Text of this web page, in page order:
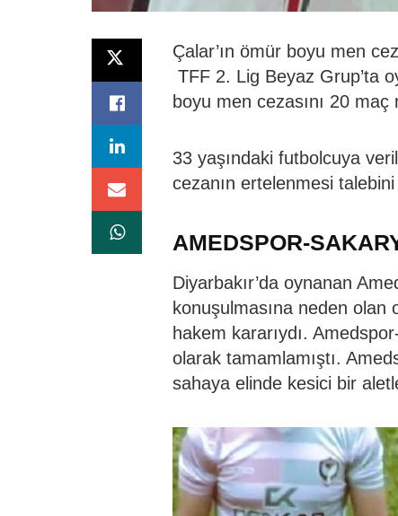
Çalar’ın ömür boyu men
TFF 2. Lig Beyaz Grup’ta
boyu men cezasını 20
33 yaşındaki futbolcuya
cezanın ertelenmesi
AMEDSPOR-
Diyarbakır’da oynanan
konuşulmasına neden olan
hakem kararıydı.
olarak tamamlamıştı.
sahaya elinde kesici bir